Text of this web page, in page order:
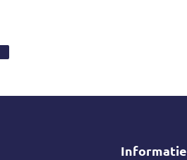
Informatie